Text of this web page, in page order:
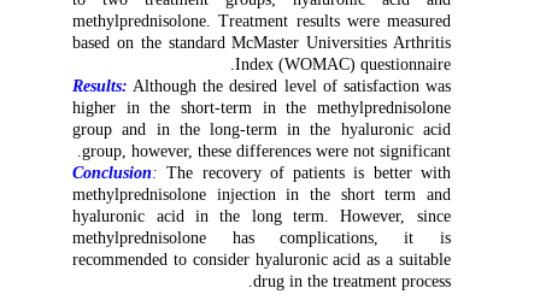
methylprednisolone. Treatment results were measured
based on the standard McMaster Universities Arthritis
Index (WOMAC) questionnaire.
Results:Although the desired level of satisfaction was
higher in the short-term in the methylprednisolone
group and in the long-term in the hyaluronic acid
group, however, these differences were not significant.
Conclusion:The recovery of patients is better with
methylprednisolone injection in the short term and
hyaluronic acid in the long term. However, since
methylprednisolone has complications, it is
recommended to consider hyaluronic acid as a suitable
drug in the treatment process.